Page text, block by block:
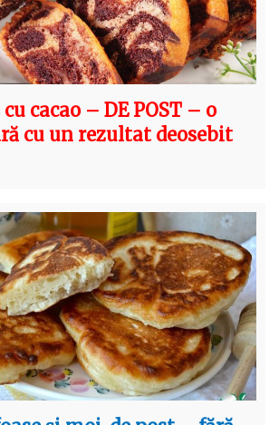
cacao – DE POST – o
cu un rezultat deosebit